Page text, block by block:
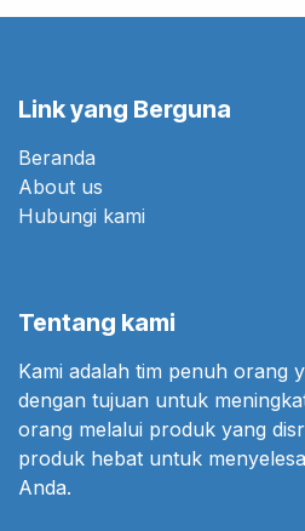
Link yang Berguna
Beranda
About us
Hubungi kami
Tentang kami
Kami adalah tim penuh orang
dengan tujuan untuk
orang melalui produk yang
produk hebat untuk
Anda.